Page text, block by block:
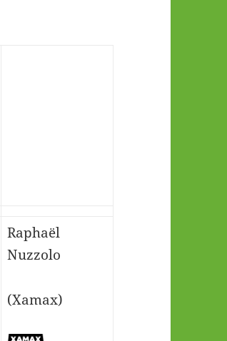
Raphaël
Nuzzolo
(Xamax)